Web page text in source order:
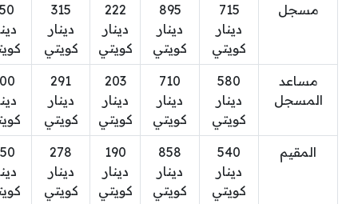
مسجل
715
دينار
كويتي
895
دينار
كويتي
222
دينار
كويتي
315
دينار
كويتي
مساعد
المسجل
580
دينار
كويتي
710
دينار
كويتي
203
دينار
كويتي
291
دينار
كويتي
المقيم
540
دينار
كويتي
858
دينار
كويتي
190
دينار
كويتي
278
دينار
كويتي